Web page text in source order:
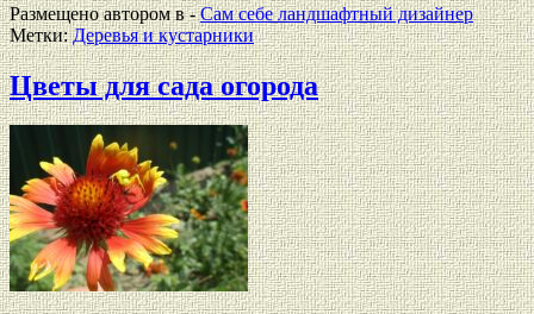
Размещено автором в -Сам себе ландшафтный дизайнер
Метки:Деревья и кустарники
Цветы для сада огорода